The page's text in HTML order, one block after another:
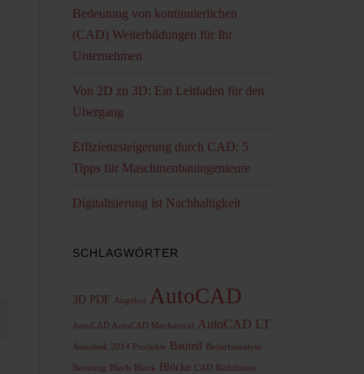
Bedeutung von kontinuierlichen
(CAD) Weiterbildungen für Ihr
Unternehmen
Von 2D zu 3D: Ein Leitfaden für den
Übergang
Effizienzsteigerung durch CAD: 5
Tipps für Maschinenbauingenieure
Digitalisierung ist Nachhaltigkeit
SCHLAGWÖRTER
3D PDF Angebot AutoCAD
AutoCAD AutoCAD Mechanical AutoCAD LT
Autodesk 2014 Produkte Bauteil Bedarfsanalyse
Beratung Blech Block Blöcke CAD Richtlinien